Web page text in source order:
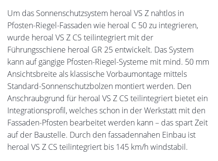
Um das Sonnenschutzsystem heroal VS Z nahtlos in
Pfosten-Riegel-Fassaden wie heroal C 50 zu integrieren,
wurde heroal VS Z CS teilintegriert mit der
Führungsschiene heroal GR 25 entwickelt. Das System
kann auf gängige Pfosten-Riegel-Systeme mit mind. 50 mm
Ansichtsbreite als klassische Vorbaumontage mittels
Standard-Sonnenschutzbolzen montiert werden. Den
Anschraubgrund für heroal VS Z CS teilintegriert bietet ein
Integrationsprofil, welches schon in der Werkstatt mit den
Fassaden-Pfosten bearbeitet werden kann – das spart Zeit
auf der Baustelle. Durch den fassadennahen Einbau ist
heroal VS Z CS teilintegriert bis 145 km/h windstabil.